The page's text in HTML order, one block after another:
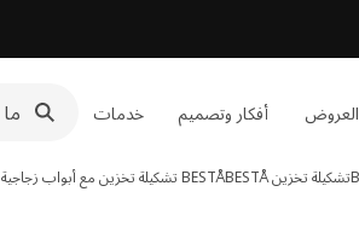
العروض أفكار وتصميم خدمات
تشكيلة تخزين BESTÅ BESTÅ تشكيلة تخزين مع أبواب زجاجية